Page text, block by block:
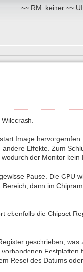
~~ RM: keiner ~~
Image
Effekte. Zum
der Monitor kein
Pause. Die CPU
dann im
ebenfalls die Chipset
geschrieben, was
Festplatten
Reset des Datums